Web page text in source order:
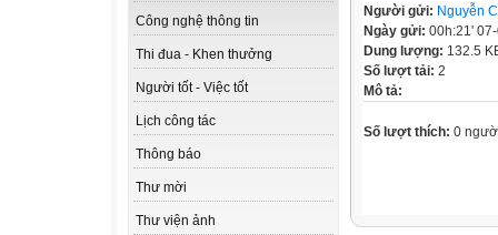
Công nghệ thông tin
Thi đua - Khen thưởng
Người tốt - Việc tốt
Lịch công tác
Thông báo
Thư mời
Thư viện ảnh
Người gửi: Nguyễn
Ngày gửi: 00h:21'
Dung lượng: 132.5
Số lượt tải: 2
Mô tả:
Số lượt thích: 0